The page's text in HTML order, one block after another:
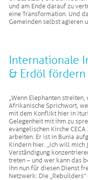
und am Ende darauf zu
eine Transformation. Und
Gemeinden selbst agieren
Internationale
& Erdöl
„Wenn Elephanten
Afrikanische Sprichwort,
mit dem Konflikt hier in
Gelegenheit mit ihm zu
evangelischen Kirche
arbeiten. Er ist in Bunia
Kindern hier. „Ich will mich
Verständigung
treten – und wer kann das
ihn nun für diesen Dienst
Netzwerk: Die